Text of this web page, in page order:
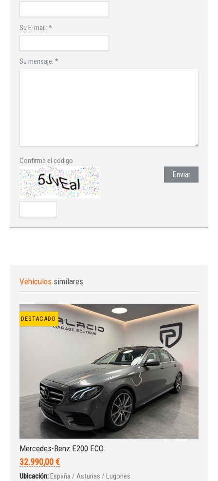
Iniciar sesión
Su E-mail: *
Su mensaje: *
Confirma el código
Enviar
Vehículos similares
DESTACADO
Mercedes-Benz E200 ECO
32.990,00 €
Ubicación:España / Asturias / Lugones